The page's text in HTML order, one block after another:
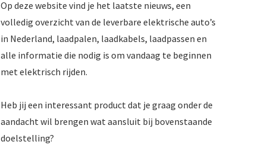
Op deze website vind je het laatste nieuws, een
volledig overzicht van de leverbare elektrische auto’s
in Nederland, laadpalen, laadkabels, laadpassen en
alle informatie die nodig is om vandaag te beginnen
met elektrisch rijden.
Heb jij een interessant product dat je graag onder de
aandacht wil brengen wat aansluit bij bovenstaande
doelstelling?